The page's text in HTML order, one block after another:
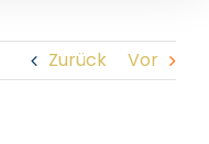
Zurück Vor